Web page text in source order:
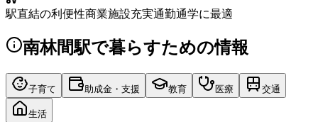
駅直結の利便性商業施設充実通勤通学に最適
南林間駅で暮らすための情報
子育て 助成金・支援 教育 医療 交通
生活